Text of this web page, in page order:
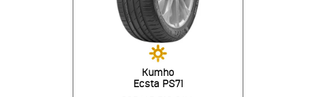
Kumho
Ecsta PS71